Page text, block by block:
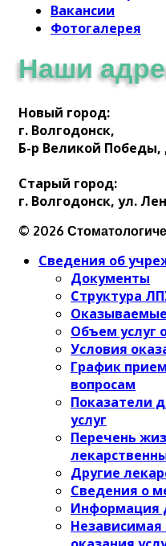
Вакансии
Фотогалерея
Наши
Новый город:
г. Волгодонск,
Б-р Великой Победы,
Старый город:
г. Волгодонск, ул.
© 2026
Сведения об
Документы
Структура
Оказываемые
Объем услуг
Условия
График
вопросам
Показатели
услуг
Перечень
Другие
Сведения о
Информация
Независимая